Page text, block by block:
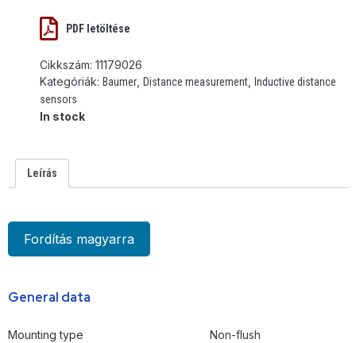
PDF letöltése
Cikkszám: 11179026
Kategóriák: Baumer Distance measurement
Inductive distance
sensors
In stock
Leírás
Fordítás magyarra
General data
Mounting type
Non-flush